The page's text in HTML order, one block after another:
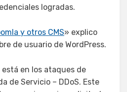
logradas.
y otros CMS» explico
de usuario de WordPress.
en los ataques de
de Servicio – DDoS. Este